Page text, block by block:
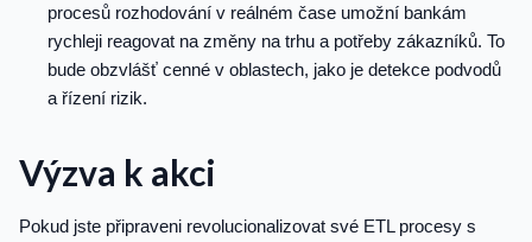
procesů rozhodování v reálném čase umožní bankám
rychleji reagovat na změny na trhu a potřeby zákazníků. To
bude obzvlášť cenné v oblastech, jako je detekce podvodů
a řízení rizik.
Výzva k akci
Pokud jste připraveni revolucionalizovat své ETL procesy s